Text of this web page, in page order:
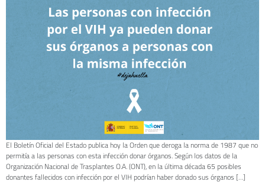
El Boletín Oficial del Estado publica hoy la Orden que deroga la norma de 1987 que no
permitía a las personas con esta infección donar órganos. Según los datos de la
Organización Nacional de Trasplantes O.A. (ONT), en la última década 65 posibles
donantes fallecidos con infección por el VIH podrían haber donado sus órganos […]